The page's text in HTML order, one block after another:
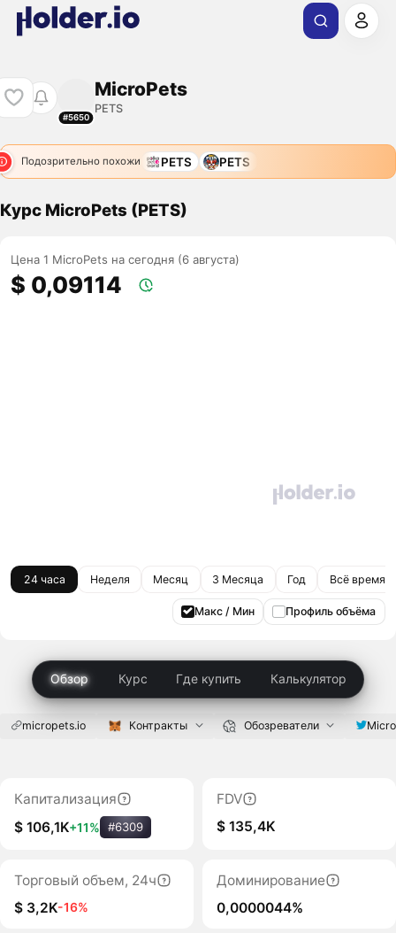
#5650
MicroPets
PETS
Подозрительно похожи PETS PETS
Курс MicroPets (PETS)
Цена 1 MicroPets на сегодня (6 августа)
$ 0,09114
24 часа Неделя Месяц 3 Месяца Год Всё время
Макс / Мин Профиль объёма
Обзор Курс Где купить Калькулятор
micropets.io Контракты Обозреватели
Капитализация
$ 106,1K+11% #6309
FDV
$ 135,4K
Торговый объем, 24ч
$ 3,2K-16%
Доминирование
0,0000044%